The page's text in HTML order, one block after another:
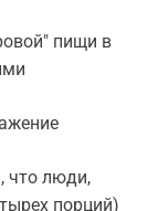
что люди,
порций)